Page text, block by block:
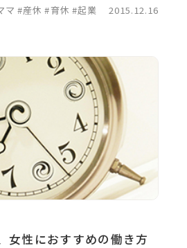
マ #産休 #育休 #起業 2015.12.16
女性におすすめの働き方